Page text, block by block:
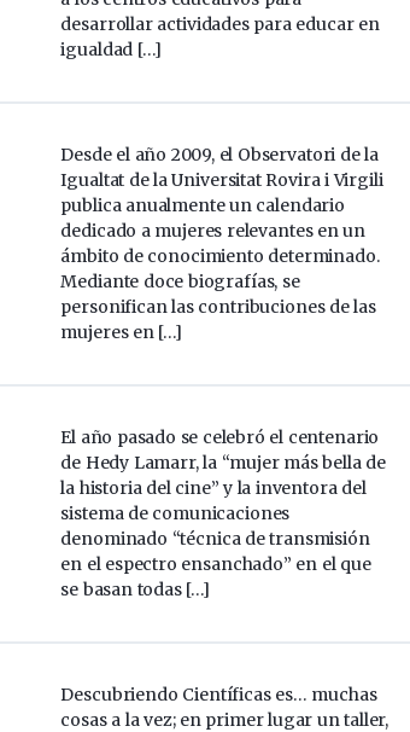
desarrollar actividades para educar en
igualdad […]
Desde el año 2009, el Observatori de la
Igualtat de la Universitat Rovira i Virgili
publica anualmente un calendario
dedicado a mujeres relevantes en un
ámbito de conocimiento determinado.
Mediante doce biografías, se
personifican las contribuciones de las
mujeres en […]
El año pasado se celebró el centenario
de Hedy Lamarr, la “mujer más bella de
la historia del cine” y la inventora del
sistema de comunicaciones
denominado “técnica de transmisión
en el espectro ensanchado” en el que
se basan todas […]
Descubriendo Científicas es… muchas
cosas a la vez; en primer lugar un taller,